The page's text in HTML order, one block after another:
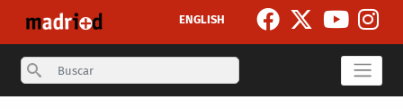
ENGLISH
Search